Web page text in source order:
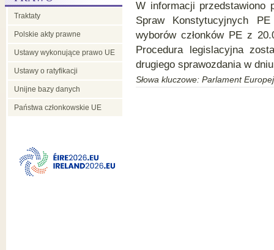
Traktaty
Polskie akty prawne
Ustawy wykonujące prawo UE
Ustawy o ratyfikacji
Unijne bazy danych
Państwa członkowskie UE
W informacji przedstawiono
Spraw Konstytucyjnych
wyborów członków PE z
Procedura legislacyjna
drugiego sprawozdania w
Słowa kluczowe: Parlament